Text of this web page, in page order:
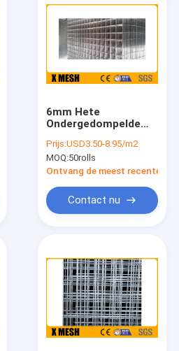
6mm Hete
Ondergedompelde
Gelaste Draad Mesh
For Concrete
Prijs:USD3.50-8.95/m2
MOQ:50rolls
Ontvang de meest recente
Contact nu